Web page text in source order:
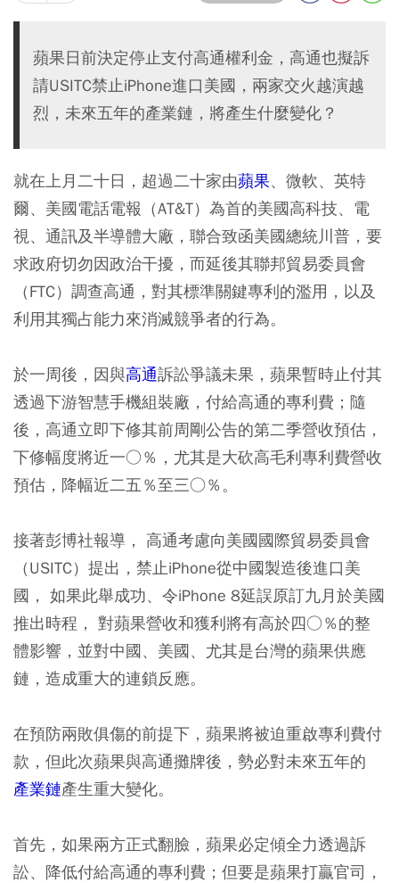
蘋果日前決定停止支付高通權利金，高通也擬訴
請USITC禁止iPhone進口美國，兩家交火越演越
烈，未來五年的產業鏈，將產生什麼變化？
就在上月二十日，超過二十家由蘋果、微軟、英特
爾、美國電話電報（AT&T）為首的美國高科技、電
視、通訊及半導體大廠，聯合致函美國總統川普，要
求政府切勿因政治干擾，而延後其聯邦貿易委員會
（FTC）調查高通，對其標準關鍵專利的濫用，以及
利用其獨占能力來消滅競爭者的行為。
於一周後，因與高通訴訟爭議未果，蘋果暫時止付其
透過下游智慧手機組裝廠，付給高通的專利費；隨
後，高通立即下修其前周剛公告的第二季營收預估，
下修幅度將近一○％，尤其是大砍高毛利專利費營收
預估，降幅近二五％至三○％。
接著彭博社報導， 高通考慮向美國國際貿易委員會
（USITC）提出，禁止iPhone從中國製造後進口美
國， 如果此舉成功、令iPhone 8延誤原訂九月於美國
推出時程， 對蘋果營收和獲利將有高於四○％的整
體影響，並對中國、美國、尤其是台灣的蘋果供應
鏈，造成重大的連鎖反應。
在預防兩敗俱傷的前提下，蘋果將被迫重啟專利費付
款，但此次蘋果與高通攤牌後，勢必對未來五年的
產業鏈產生重大變化。
首先，如果兩方正式翻臉，蘋果必定傾全力透過訴
訟、降低付給高通的專利費；但要是蘋果打贏官司，